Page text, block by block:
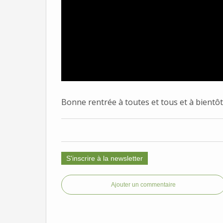
Bonne rentrée à toutes et tous et à
S'inscrire à la newsletter
Ajouter un commentaire